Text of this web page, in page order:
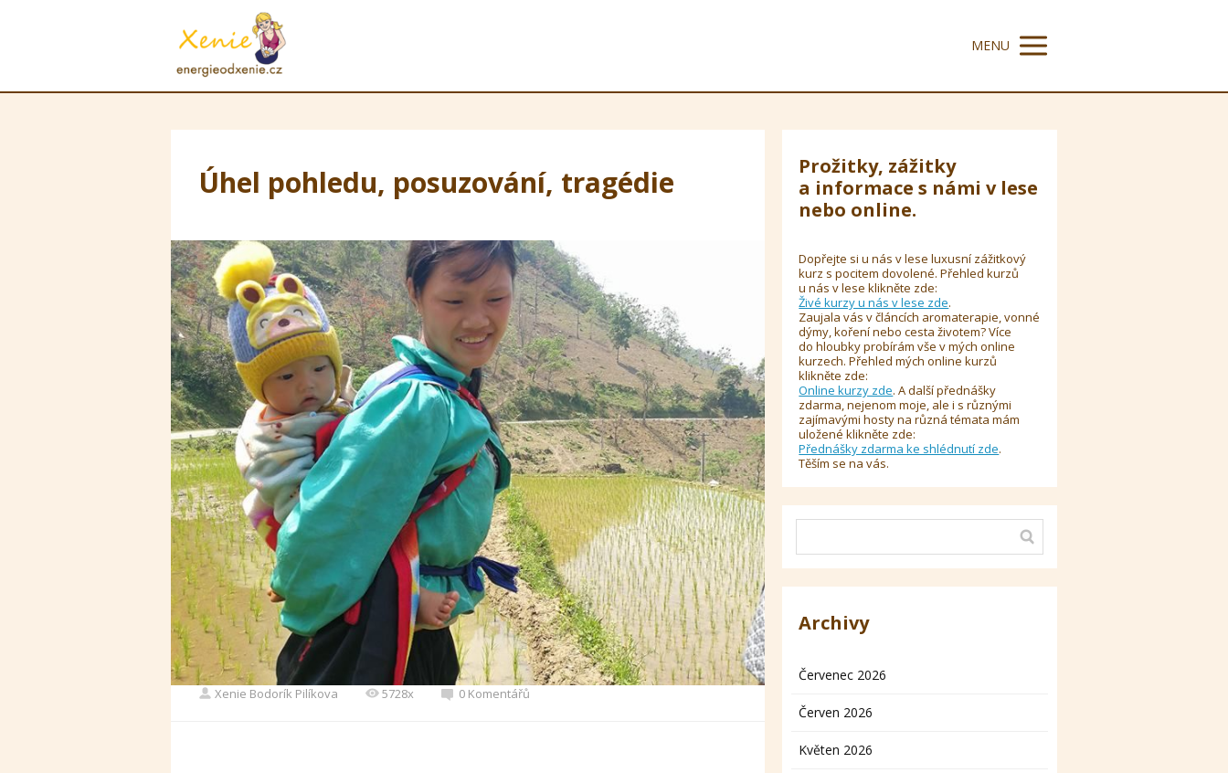
MENU
Úhel pohledu, posuzování, tragédie
Xenie Bodorík Pilíkova 5728x 0 Komentářů
Prožitky, zážitky
a informace s námi v lese
nebo online.
Dopřejte si u nás v lese luxusní zážitkový
kurz s pocitem dovolené. Přehled kurzů
u nás v lese klikněte zde:
Živé kurzy u nás v lese zde.
Zaujala vás v článcích aromaterapie, vonné
dýmy, koření nebo cesta životem? Více
do hloubky probírám vše v mých online
kurzech. Přehled mých online kurzů
klikněte zde:
Online kurzy zde. A další přednášky
zdarma, nejenom moje, ale i s různými
zajímavými hosty na různá témata mám
uložené klikněte zde:
Přednášky zdarma ke shlédnutí zde.
Těším se na vás.
Archivy
Červenec 2026
Červen 2026
Květen 2026